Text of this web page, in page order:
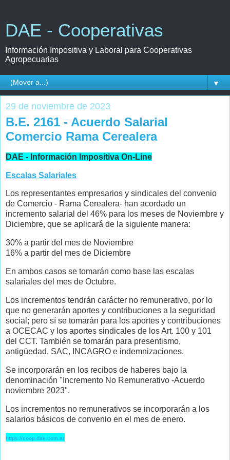
DAE - Cooperativas
Información Impositiva y Laboral para Cooperativas
Agropecuarias
▼
29 de noviembre de 2023
B.E. 2161 - Acuerdo Salarial
Comercio Rama Cerealera
DAE - Información Impositiva On-Line
Escalas Salariales
Los representantes empresarios y sindicales del convenio
de Comercio - Rama Cerealera- han acordado un
incremento salarial del 46% para los meses de Noviembre y
Diciembre, que se aplicará de la siguiente manera:
30% a partir del mes de Noviembre
16% a partir del mes de Diciembre
En ambos casos se tomarán como base las escalas
salariales del mes de Octubre.
Los incrementos tendrán carácter no remunerativo, por lo
que no generarán aportes y contribuciones a la seguridad
social; pero sí se tomarán para los aportes y contribuciones
a OCECAC y los aportes sindicales de los Art. 100 y 101
del CCT. También se tomarán para presentismo,
antigüedad, SAC, INCAGRO e indemnizaciones.
Se incorporarán en los recibos de haberes bajo la
denominación "Incremento No Remunerativo -Acuerdo
noviembre 2023".
Los incrementos no remunerativos se incorporarán a los
salarios básicos de convenio en el mes de enero.
https://coop.dae.com.ar